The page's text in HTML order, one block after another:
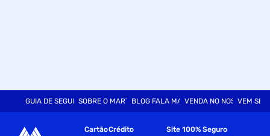
GUIA DE SEGURANÇASOBRE O MARTINSBLOG FALA MARTVENDA NO NOSSO SITE
VEM SER
CartãoCrédito Site 100% Seguro